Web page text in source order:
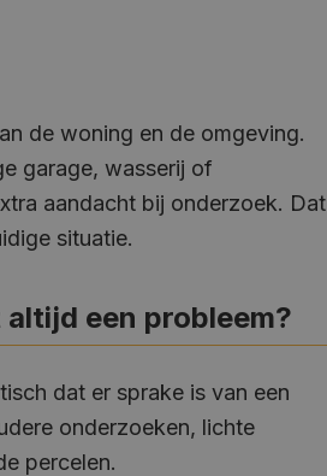
de woning en de omgeving.
garage, wasserij of
aandacht bij onderzoek. Dat
situatie.
een probleem?
dat er sprake is van een
onderzoeken, lichte
percelen.